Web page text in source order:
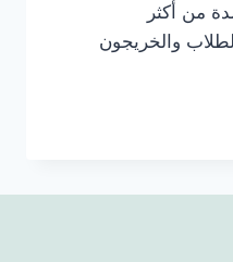
من أكثر
والخريجون